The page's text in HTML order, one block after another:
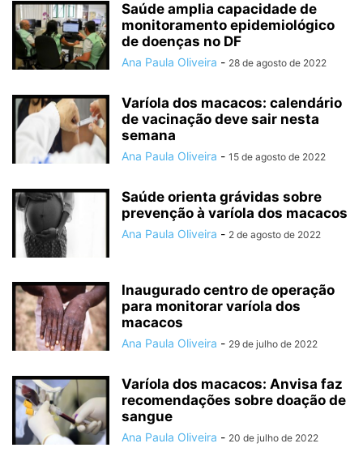
Saúde amplia capacidade de
monitoramento epidemiológico
de doenças no DF
Ana Paula Oliveira - 28 de agosto de 2022
Varíola dos macacos: calendário
de vacinação deve sair nesta
semana
Ana Paula Oliveira - 15 de agosto de 2022
Saúde orienta grávidas sobre
prevenção à varíola dos macacos
Ana Paula Oliveira - 2 de agosto de 2022
Inaugurado centro de operação
para monitorar varíola dos
macacos
Ana Paula Oliveira - 29 de julho de 2022
Varíola dos macacos: Anvisa faz
recomendações sobre doação de
sangue
Ana Paula Oliveira - 20 de julho de 2022